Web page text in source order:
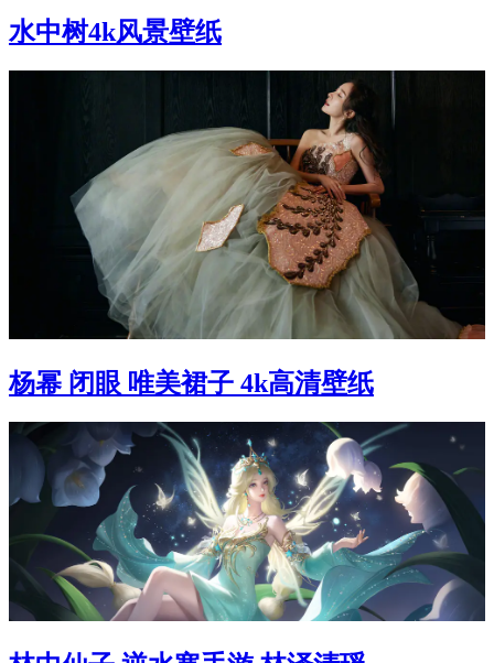
水中树4k风景壁纸
杨幂 闭眼 唯美裙子 4k高清壁纸